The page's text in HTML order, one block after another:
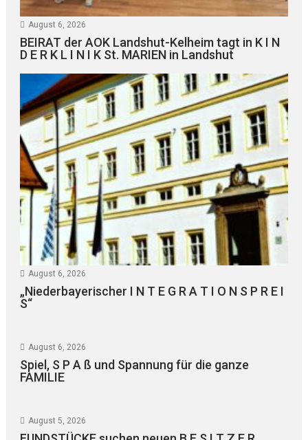
August 6, 2026
BEIRAT der AOK Landshut-Kelheim tagt in K I N
D E R K L I N I K St. MARIEN in Landshut
August 6, 2026
„Niederbayerischer I N T E G R A T I O N S P R E I
S“
August 6, 2026
Spiel, S P A ß und Spannung für die ganze
FAMILIE
August 5, 2026